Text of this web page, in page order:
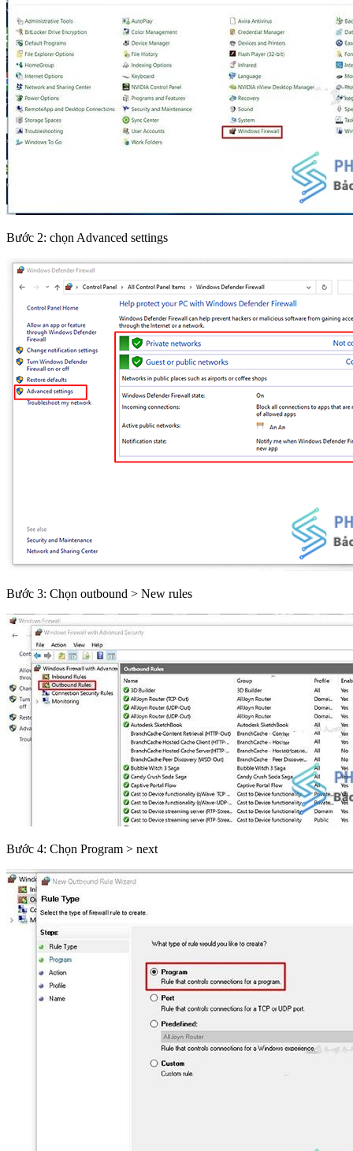
Bước 2: chọn Advanced settings
Bước 3: Chọn outbound > New rules
Bước 4: Chọn Program > next